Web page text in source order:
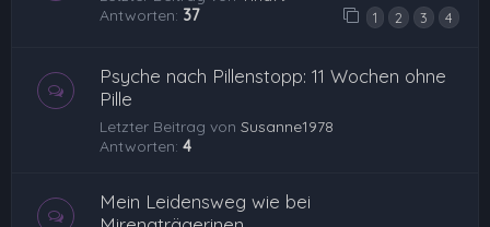
Antworten: 37 1 2 3 4
Psyche nach Pillenstopp: 11 Wochen ohne
Pille
Letzter Beitrag von Susanne1978
Antworten: 4
Mein Leidensweg wie bei